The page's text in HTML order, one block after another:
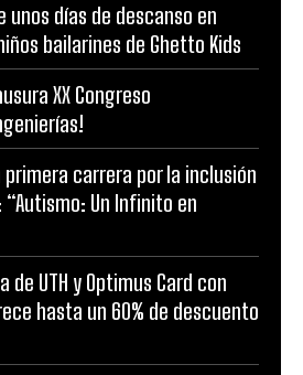
unos días de descanso en
bailarines de Ghetto Kids
XX Congreso
primera carrera por la inclusión
“Autismo: Un Infinito en
UTH y Optimus Card con
hasta un 60% de descuento